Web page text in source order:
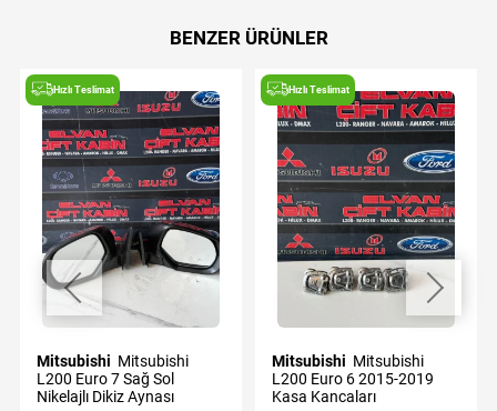
BENZER ÜRÜNLER
Hızlı Teslimat
Mitsubishi
L200 Euro 7 Sağ Sol
Nikelajlı Dikiz Aynası
Hızlı Teslimat
Mitsubishi
L200 Euro 6 2015-2019
Kasa Kancaları